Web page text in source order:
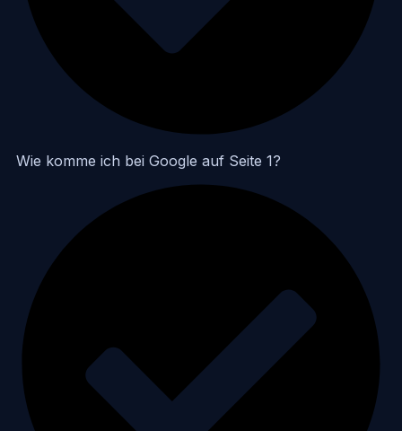
Wie komme ich bei Google auf Seite 1?